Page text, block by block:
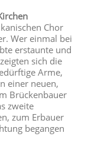
Chor
Wer einmal bei
erstaunte und
sich die
Arme,
einer neuen,
Brückenbauer
zweite
zum Erbauer
begangen